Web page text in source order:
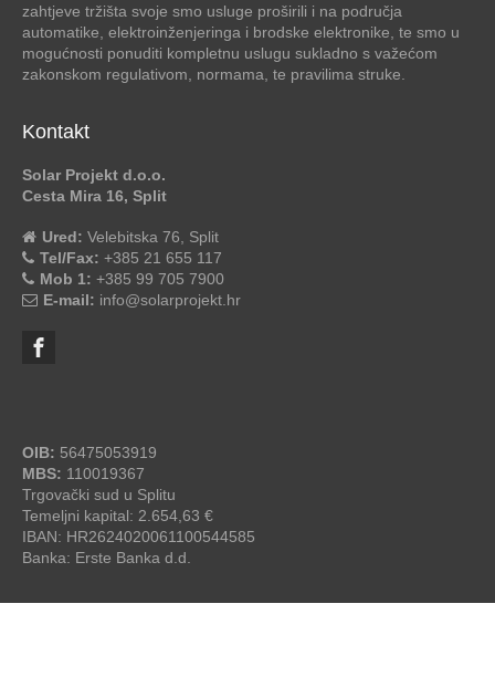
zahtjeve tržišta svoje smo usluge proširili i na područja
automatike, elektroinženjeringa i brodske elektronike, te smo u
mogućnosti ponuditi kompletnu uslugu sukladno s važećom
zakonskom regulativom, normama, te pravilima struke.
Kontakt
Solar Projekt d.o.o.
Cesta Mira 16, Split
Ured: Velebitska 76, Split
Tel/Fax: +385 21 655 117
Mob 1: +385 99 705 7900
E-mail: info@solarprojekt.hr
OIB: 56475053919
MBS: 110019367
Trgovački sud u Splitu
Temeljni kapital: 2.654,63 €
IBAN: HR2624020061100544585
Banka: Erste Banka d.d.